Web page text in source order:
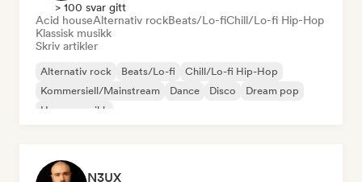
> 100 svar gitt
Acid houseAlternativ rockBeats/Lo-fiChill/Lo-fi Hip-Hop
Klassisk musikk
Skriv artikler
Alternativ rock Beats/Lo-fi
Chill/Lo-fi Hip-Hop
Kommersiell/Mainstream
Dance Disco
Dream pop
House-musikk
N3UX